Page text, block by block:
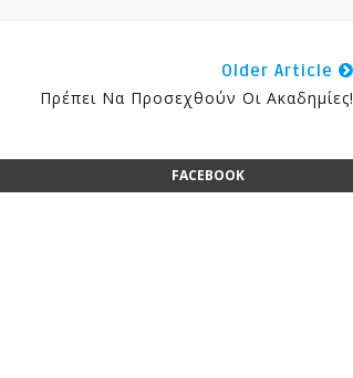
Older Article
Πρέπει Να Προσεχθούν Οι Ακαδημίες!
FACEBOOK